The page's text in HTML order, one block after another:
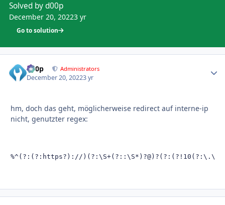
Solved by d00p
December 20, 20223 yr
Go to solution
d00p Administrators
December 20, 20223 yr
hm, doch das geht, möglicherweise redirect auf interne-ip
nicht, genutzter regex:
%^(?:(?:https?)://